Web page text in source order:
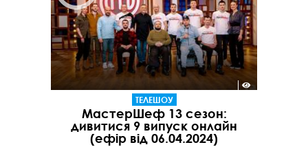
ТЕЛЕШОУ
МастерШеф 13 сезон:
дивитися 9 випуск онлайн
(ефір від 06.04.2024)